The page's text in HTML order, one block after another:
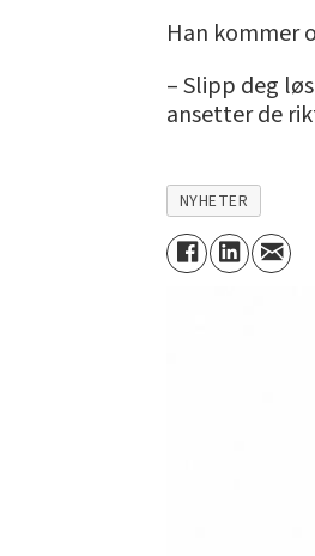
Han kommer
– Slipp deg
ansetter de
NYHETER